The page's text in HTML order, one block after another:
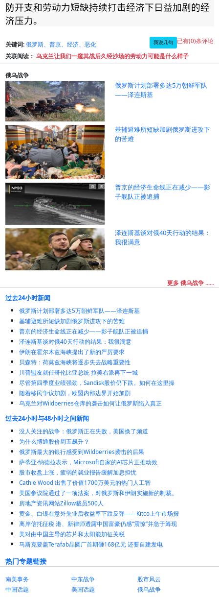
防开支和劳动力短缺持续打击经济下日益加剧的经
济压力。
关键词: 俄罗斯、普京、经济、恶化 我说几句 已有(0)条评论
关联阅读： 乌克兰让我们一窥其战后久经沙场的劳动力可能是什么样子
俄乌战争
俄罗斯计划部署多达5万朝鲜军队
——泽连斯基
基辅避难所短缺加剧俄罗斯进攻下
的苦难
普京的经济生命线正在减少——影
子舰队正被追捕
泽连斯基谈对俄40天行动的结果：
我很满意
更多 俄乌战争 ......
过去24小时新闻
俄罗斯计划部署多达5万朝鲜军队——泽连斯基
基辅避难所短缺加剧俄罗斯进攻下的苦难
普京的经济生命线正在减少——影子舰队正被追捕
泽连斯基谈对俄40天行动的结果：我很满意
伊朗在霍尔木兹海峡提出了新的严厉要求
贝森特：荷莫兹海峡将逐步失去战略重要性
川普盟友就任哥伦比亚总统 拉美右派再下一城
尽管第四季度业绩强劲，Sandisk股价仍下跌。如何在这里操
随着移民争议加剧，欧盟内部边界开始加剧
乌克兰对Wildberries仓库的袭击如何让俄罗斯陷入真正
过去24小时与48小时之间新闻
没人关注的战争：俄罗斯正在失败，美国换了频道
为什么博通股价周五飙升？
俄罗斯最大的银行感受到Wildberries袭击的后果
萨蒂亚·纳德拉表示，Microsoft自家的AI芯片正推动效
股市收盘上涨，疲弱的就业报告缓解加息担忧
Cathie Wood 出售了价值1700万美元的热门人工智
美国参议院通过了一项法案，对俄罗斯和伊朗实施新的制裁。
房地产资讯网站Zillow裁员500人
黄金、白银在意外失业后收益率下跌反弹——Kitco上午市场报
离岸信托征税 港、新律师透露中国富豪仍感“震惊”并急于筹现
美对由中国主导的芯片和太阳能加征关税
马斯克要盖Terafab晶圆厂首期砸168亿元 还要自建发电
热门专题链接
南美事务 中东战争
股市风云
中国话题
美国话题
俄乌战争